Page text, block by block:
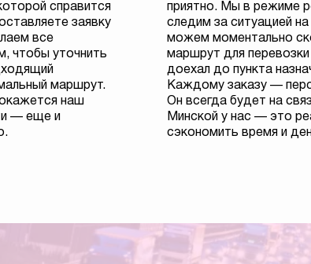
справится
заявку
все
чтобы уточнить
маршрут.
окажется наш
— еще и
приятно. Мы в режиме
следим за ситуацией
можем моментально
маршрут для
доехал до пункта
Каждому заказу —
Он всегда будет на
Минской у нас — это
сэкономить время и